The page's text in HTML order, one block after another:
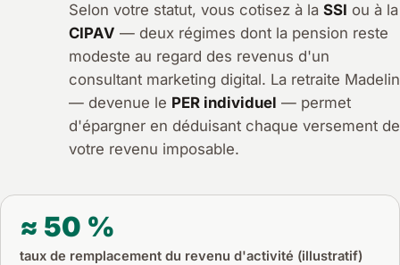
Selon votre statut, vous cotisez à la SSI ou à la
CIPAV — deux régimes dont la pension reste
modeste au regard des revenus d'un
consultant marketing digital. La retraite Madelin
— devenue le PER individuel — permet
d'épargner en déduisant chaque versement de
votre revenu imposable.
≈ 50 %
taux de remplacement du revenu d'activité (illustratif)